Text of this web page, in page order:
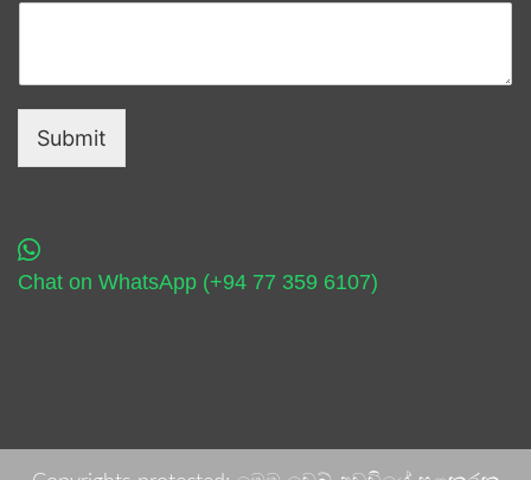
Submit
Chat on WhatsApp (+94 77 359 6107)